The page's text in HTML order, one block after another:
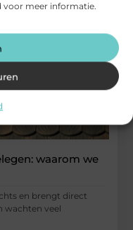
voor meer informatie.
waarom we
en brengt direct
wachten veel